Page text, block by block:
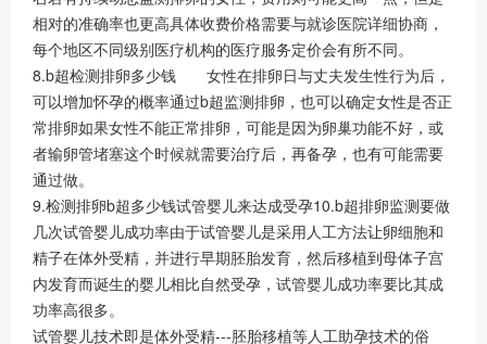
相对的准确率也更高具体收费价格需要与就诊医院详细协商，
每个地区不同级别医疗机构的医疗服务定价会有所不同。
8.b超检测排卵多少钱 女性在排卵日与丈夫发生性行为后，
可以增加怀孕的概率通过b超监测排卵，也可以确定女性是否正
常排卵如果女性不能正常排卵，可能是因为卵巢功能不好，或
者输卵管堵塞这个时候就需要治疗后，再备孕，也有可能需要
通过做。
9.检测排卵b超多少钱试管婴儿来达成受孕10.b超排卵监测要做
几次试管婴儿成功率由于试管婴儿是采用人工方法让卵细胞和
精子在体外受精，并进行早期胚胎发育，然后移植到母体子宫
内发育而诞生的婴儿相比自然受孕，试管婴儿成功率要比其成
功率高很多。
试管婴儿技术即是体外受精---胚胎移植等人工助孕技术的俗